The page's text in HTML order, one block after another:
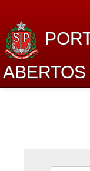
Lei de Acesso